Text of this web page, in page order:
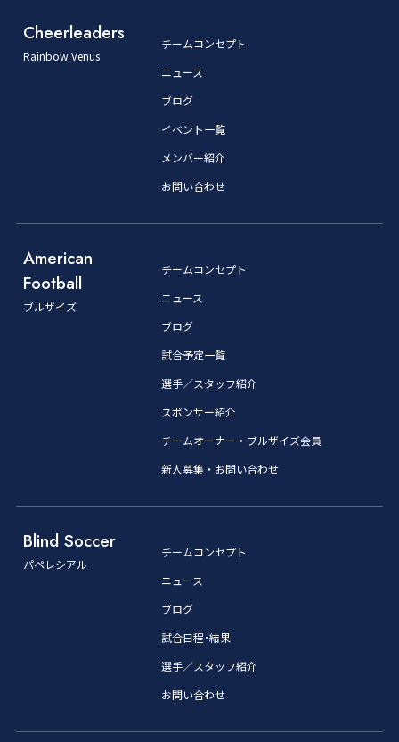
Cheerleaders
Rainbow Venus
チームコンセプト
ニュース
ブログ
イベント一覧
メンバー紹介
お問い合わせ
American
Football
ブルザイズ
チームコンセプト
ニュース
ブログ
試合予定一覧
選手／スタッフ紹介
スポンサー紹介
チームオーナー・ブルザイズ会員
新人募集・お問い合わせ
Blind Soccer
パペレシアル
チームコンセプト
ニュース
ブログ
試合日程･結果
選手／スタッフ紹介
お問い合わせ